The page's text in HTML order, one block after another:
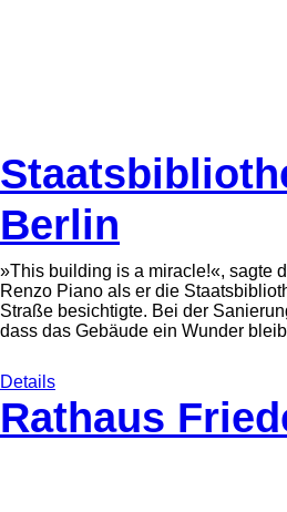
Berlin
»This building is a miracle!«, sagte
Renzo Piano als er die
Straße besichtigte. Bei der
dass das Gebäude ein Wunder
Details
Rathaus